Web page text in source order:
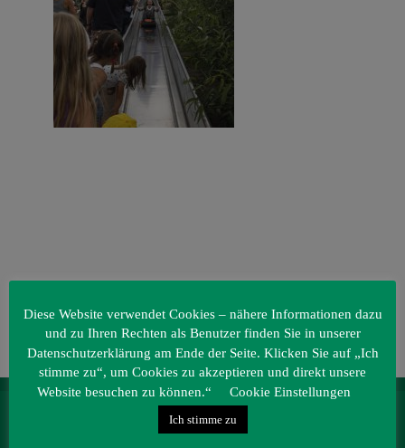
Veranstaltungen
Baumpaten
Kontakt
IRRLANDIA – der MitMachPark
Diese Website verwendet Cookies – nähere Informationen dazu
und zu Ihren Rechten als Benutzer finden Sie in unserer
Datenschutzerklärung am Ende der Seite. Klicken Sie auf „Ich
stimme zu“, um Cookies zu akzeptieren und direkt unsere
Website besuchen zu können.“
Cookie Einstellungen
Ich stimme zu